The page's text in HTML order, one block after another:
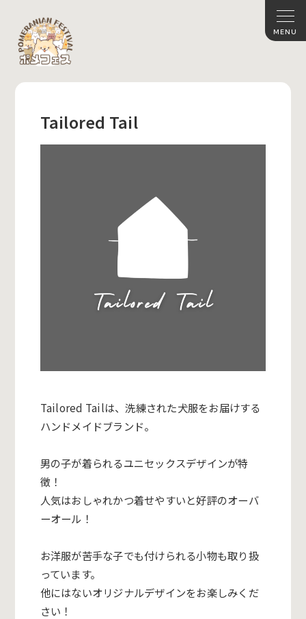
Tailored Tail
Tailored Tailは、洗練された犬服をお届けする
ハンドメイドブランド。
男の子が着られるユニセックスデザインが特
徴！
人気はおしゃれかつ着せやすいと好評のオーバ
ーオール！
お洋服が苦手な子でも付けられる小物も取り扱
っています。
他にはないオリジナルデザインをお楽しみくだ
さい！